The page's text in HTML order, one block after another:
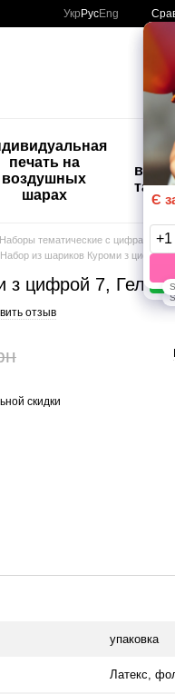
Укр РусEng
печать на
воздушных
шарах
Наборы тематические с цифрами
Набор из шариков Куроми з цифрой
з цифрой 7, Гелий
отзыв
скидки
упаковка
Латекс,